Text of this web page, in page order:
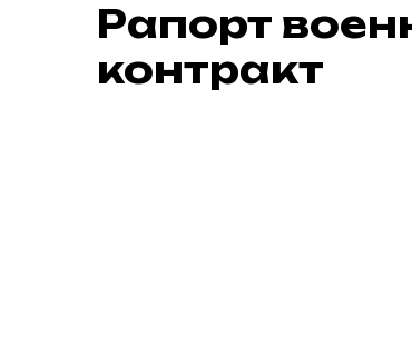
Рапорт
контракт